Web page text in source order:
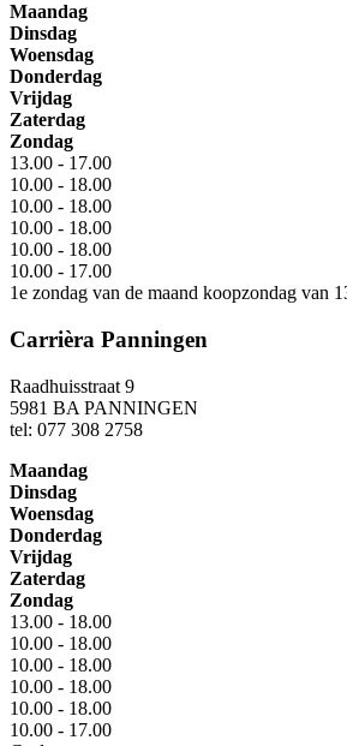
Maandag
Dinsdag
Woensdag
Donderdag
Vrijdag
Zaterdag
Zondag
13.00 - 17.00
10.00 - 18.00
10.00 - 18.00
10.00 - 18.00
10.00 - 18.00
10.00 - 17.00
1e zondag van de maand koopzondag van
Carrièra Panningen
Raadhuisstraat 9
5981 BA PANNINGEN
tel: 077 308 2758
Maandag
Dinsdag
Woensdag
Donderdag
Vrijdag
Zaterdag
Zondag
13.00 - 18.00
10.00 - 18.00
10.00 - 18.00
10.00 - 18.00
10.00 - 18.00
10.00 - 17.00